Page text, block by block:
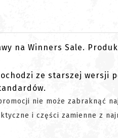
ze starszej wersji
nie może zabraknąć
i części zamienne z